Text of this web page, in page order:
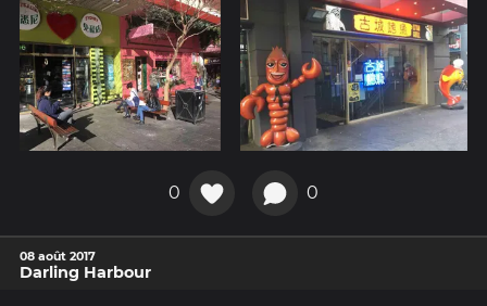
0 0
08 août 2017
Darling Harbour